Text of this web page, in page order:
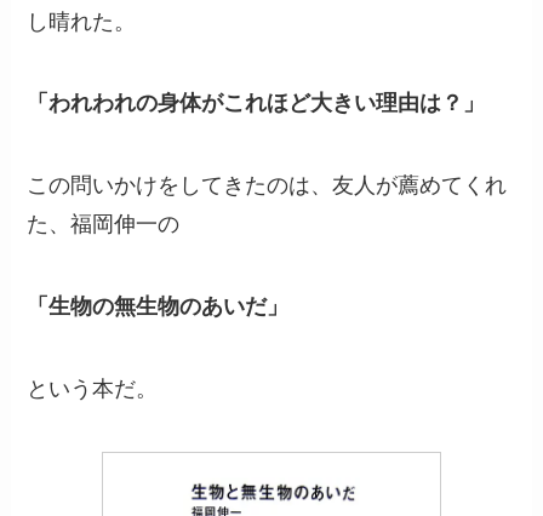
し晴れた。
「われわれの身体がこれほど大きい理由は？」
この問いかけをしてきたのは、友人が薦めてくれ
た、福岡伸一の
「生物の無生物のあいだ」
という本だ。